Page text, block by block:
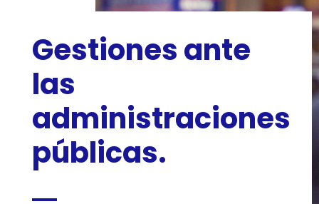
Gestiones ante
las
administraciones
públicas.